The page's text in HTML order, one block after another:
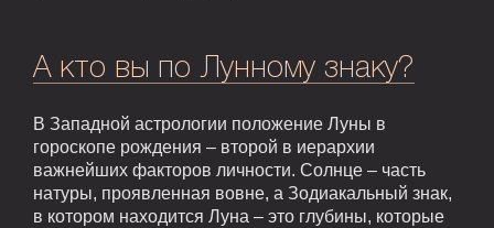
А кто вы по Лунному знаку?
В Западной астрологии положение Луны в
гороскопе рождения – второй в иерархии
важнейших факторов личности. Солнце – часть
натуры, проявленная вовне, а Зодиакальный знак,
в котором находится Луна – это глубины, которые